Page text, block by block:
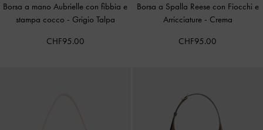
Borsa a mano Aubrielle con fibbia e
stampa cocco - Grigio Talpa
CHF95.00
Borsa a Spalla Reese con Fiocchi e
Arricciature - Crema
CHF95.00